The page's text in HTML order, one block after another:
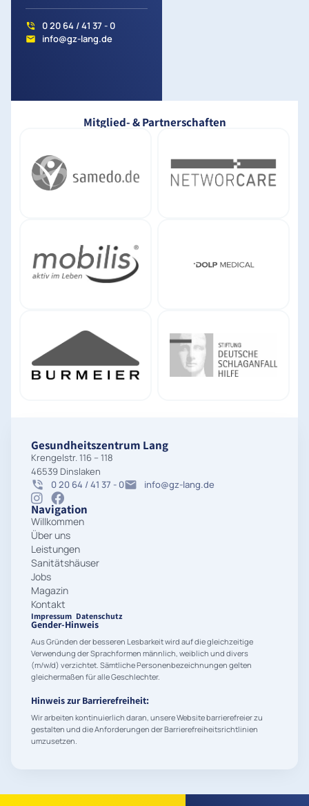
0 20 64 / 41 37 - 0
info@gz-lang.de
Mitglied- & Partnerschaften
Gesundheitszentrum Lang
Krengelstr. 116 – 118
46539 Dinslaken
0 20 64 / 41 37 - 0
info@gz-lang.de
Navigation
Willkommen
Über uns
Leistungen
Sanitätshäuser
Jobs
Magazin
Kontakt
Impressum Datenschutz
Gender-Hinweis
Aus Gründen der besseren Lesbarkeit wird auf die gleichzeitige
Verwendung der Sprachformen männlich, weiblich und divers
(m/w/d) verzichtet. Sämtliche Personenbezeichnungen gelten
gleichermaßen für alle Geschlechter.
Hinweis zur Barrierefreiheit:
Wir arbeiten kontinuierlich daran, unsere Website barrierefreier zu
gestalten und die Anforderungen der Barrierefreiheitsrichtlinien
umzusetzen.